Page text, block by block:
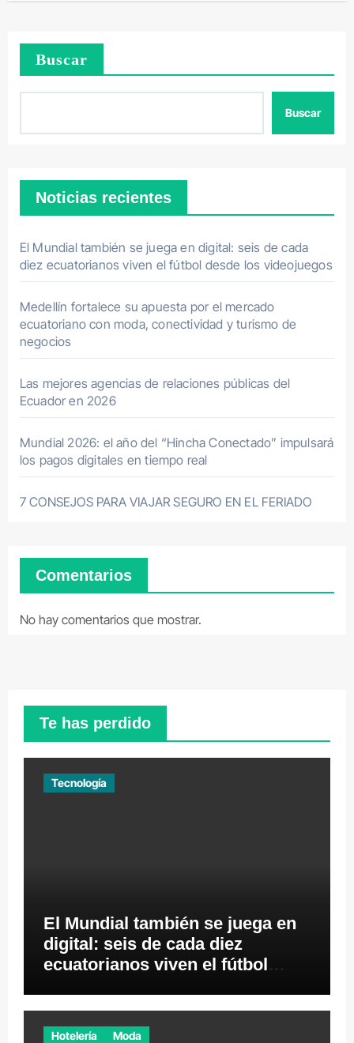
Buscar
Buscar
Noticias recientes
El Mundial también se juega en digital: seis de cada
diez ecuatorianos viven el fútbol desde los videojuegos
Medellín fortalece su apuesta por el mercado
ecuatoriano con moda, conectividad y turismo de
negocios
Las mejores agencias de relaciones públicas del
Ecuador en 2026
Mundial 2026: el año del “Hincha Conectado” impulsará
los pagos digitales en tiempo real
7 CONSEJOS PARA VIAJAR SEGURO EN EL FERIADO
Comentarios
No hay comentarios que mostrar.
Te has perdido
Tecnología
El Mundial también se juega en
digital: seis de cada diez
ecuatorianos viven el fútbol
Hotelería Moda